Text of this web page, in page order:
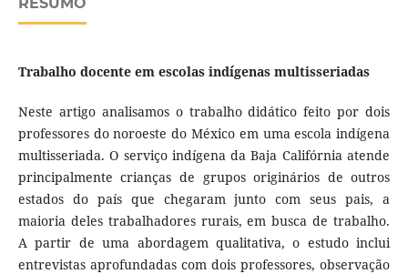
Trabalho docente em escolas indígenas multisseriadas
Neste artigo analisamos o trabalho didático feito por dois
professores do noroeste do México em uma escola indígena
multisseriada. O serviço indígena da Baja Califórnia atende
principalmente crianças de grupos originários de outros
estados do país que chegaram junto com seus pais, a
maioria deles trabalhadores rurais, em busca de trabalho.
A partir de uma abordagem qualitativa, o estudo inclui
entrevistas aprofundadas com dois professores, observação